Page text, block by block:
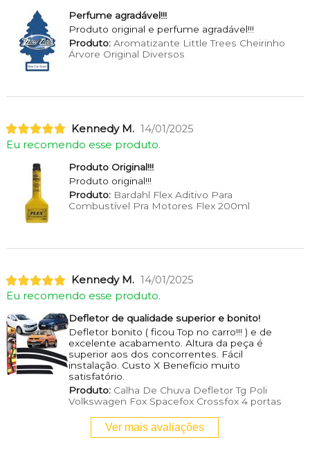
Perfume agradável!!!
Produto original e perfume agradável!!!
Produto:Aromatizante Little Trees Cheirinho
Árvore Original Diversos
Kennedy M. 14/01/2025
Eu recomendo esse produto.
Produto Original!!!
Produto original!!!
Produto:Bardahl Flex Aditivo Para
Combustível Pra Motores Flex 200ml
Kennedy M. 14/01/2025
Eu recomendo esse produto.
Defletor de qualidade superior e bonito!
Defletor bonito ( ficou Top no carro!!! ) e de
excelente acabamento. Altura da peça é
superior aos dos concorrentes. Fácil
instalação. Custo X Benefício muito
satisfatório.
Produto:Calha De Chuva Defletor Tg Poli
Volkswagen Fox Spacefox Crossfox 4 portas
Ver mais avaliações